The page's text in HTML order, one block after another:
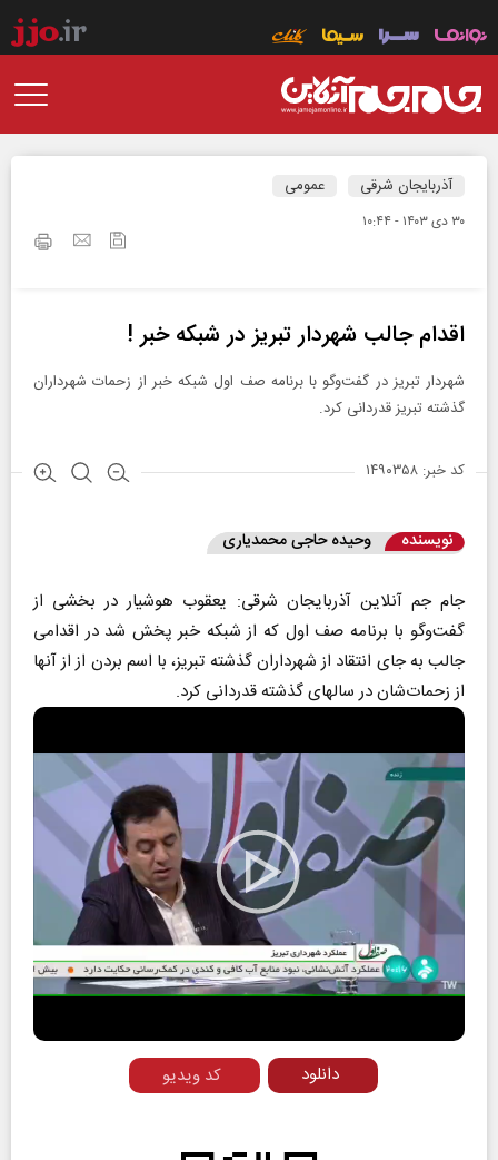
آذربایجان شرقی عمومی
۳۰ دی ۱۴۰۳ - ۱۰:۴۴
اقدام جالب شهردار تبریز در شبکه خبر !
شهردار تبریز در گفت‌وگو با برنامه صف اول شبکه خبر از زحمات شهرداران
گذشته تبریز قدردانی کرد.
کد خبر: ۱۴۹۰۳۵۸
نویسنده وحیده حاجی محمدیاری
جام جم آنلاین آذربایجان شرقی: یعقوب هوشیار در بخشی از
گفت‌وگو با برنامه صف اول که از شبکه خبر پخش شد در اقدامی
جالب به جای انتقاد از شهرداران گذشته تبریز، با اسم بردن از از آنها
از زحمات‌شان در سالهای گذشته قدردانی کرد.
Play
Video
کد ویدیو دانلود